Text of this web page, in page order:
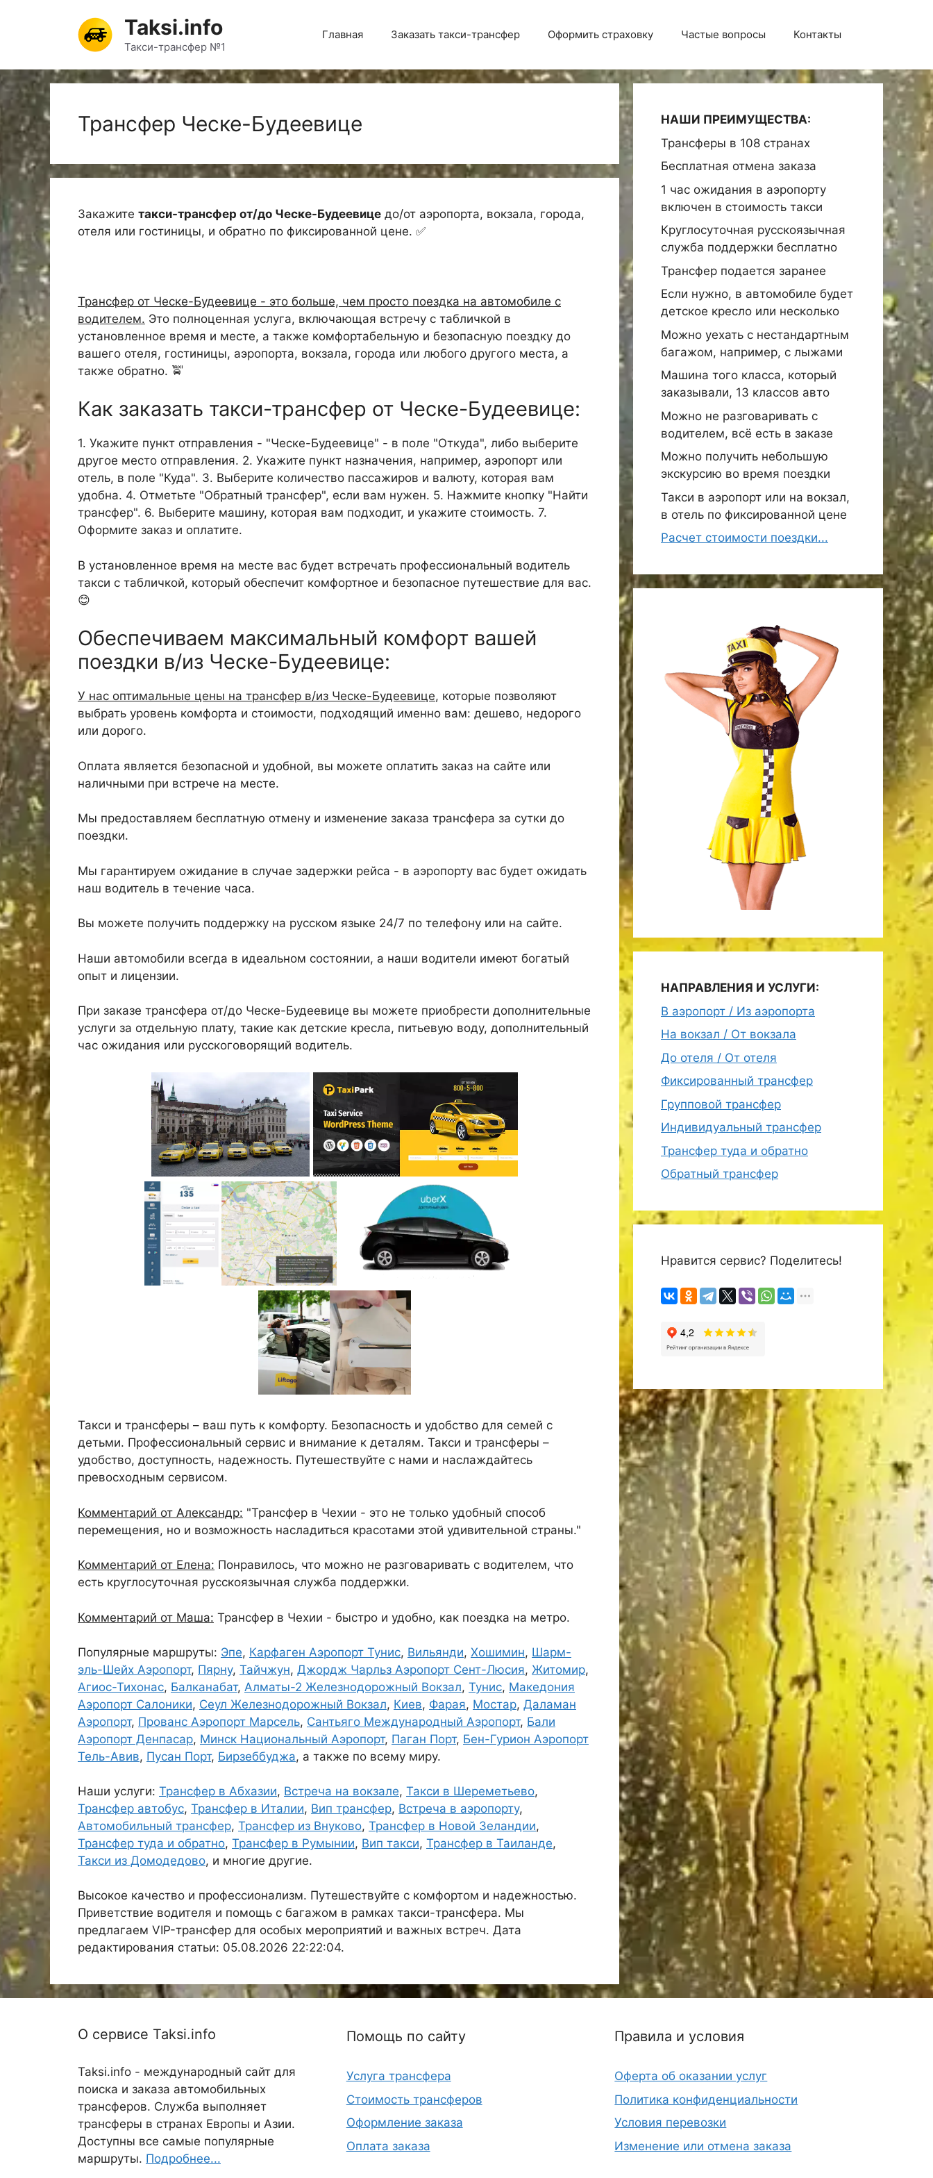
содержимому
Taksi.info
Такси-трансфер №1
Главная Заказать такси-трансфер Оформить страховку Частые вопросы Контакты
Трансфер Ческе-Будеевице
Закажите такси-трансфер от/до Ческе-Будеевице до/от аэропорта, вокзала, города,
отеля или гостиницы, и обратно по фиксированной цене. ✅
Трансфер от Ческе-Будеевице - это больше, чем просто поездка на автомобиле с
водителем. Это полноценная услуга, включающая встречу с табличкой в
установленное время и месте, а также комфортабельную и безопасную поездку до
вашего отеля, гостиницы, аэропорта, вокзала, города или любого другого места, а
также обратно. 🚖
Как заказать такси-трансфер от Ческе-Будеевице:
1. Укажите пункт отправления - "Ческе-Будеевице" - в поле "Откуда", либо выберите
другое место отправления. 2. Укажите пункт назначения, например, аэропорт или
отель, в поле "Куда". 3. Выберите количество пассажиров и валюту, которая вам
удобна. 4. Отметьте "Обратный трансфер", если вам нужен. 5. Нажмите кнопку "Найти
трансфер". 6. Выберите машину, которая вам подходит, и укажите стоимость. 7.
Оформите заказ и оплатите.
В установленное время на месте вас будет встречать профессиональный водитель
такси с табличкой, который обеспечит комфортное и безопасное путешествие для вас.
😊
Обеспечиваем максимальный комфорт вашей
поездки в/из Ческе-Будеевице:
У нас оптимальные цены на трансфер в/из Ческе-Будеевице, которые позволяют
выбрать уровень комфорта и стоимости, подходящий именно вам: дешево, недорого
или дорого.
Оплата является безопасной и удобной, вы можете оплатить заказ на сайте или
наличными при встрече на месте.
Мы предоставляем бесплатную отмену и изменение заказа трансфера за сутки до
поездки.
Мы гарантируем ожидание в случае задержки рейса - в аэропорту вас будет ожидать
наш водитель в течение часа.
Вы можете получить поддержку на русском языке 24/7 по телефону или на сайте.
Наши автомобили всегда в идеальном состоянии, а наши водители имеют богатый
опыт и лицензии.
При заказе трансфера от/до Ческе-Будеевице вы можете приобрести дополнительные
услуги за отдельную плату, такие как детские кресла, питьевую воду, дополнительный
час ожидания или русскоговорящий водитель.
Такси и трансферы – ваш путь к комфорту. Безопасность и удобство для семей с
детьми. Профессиональный сервис и внимание к деталям. Такси и трансферы –
удобство, доступность, надежность. Путешествуйте с нами и наслаждайтесь
превосходным сервисом.
Комментарий от Александр: "Трансфер в Чехии - это не только удобный способ
перемещения, но и возможность насладиться красотами этой удивительной страны."
Комментарий от Елена: Понравилось, что можно не разговаривать с водителем, что
есть круглосуточная русскоязычная служба поддержки.
Комментарий от Маша: Трансфер в Чехии - быстро и удобно, как поездка на метро.
Популярные маршруты: Эпе, Карфаген Аэропорт Тунис, Вильянди, Хошимин, Шарм-
эль-Шейх Аэропорт, Пярну, Тайчжун, Джордж Чарльз Аэропорт Сент-Люсия, Житомир,
Агиос-Тихонас, Балканабат, Алматы-2 Железнодорожный Вокзал, Тунис, Македония
Аэропорт Салоники, Сеул Железнодорожный Вокзал, Киев, Фарая, Мостар, Даламан
Аэропорт, Прованс Аэропорт Марсель, Сантьяго Международный Аэропорт, Бали
Аэропорт Денпасар, Минск Национальный Аэропорт, Паган Порт, Бен-Гурион Аэропорт
Тель-Авив, Пусан Порт, Бирзеббуджа, а также по всему миру.
Наши услуги: Трансфер в Абхазии, Встреча на вокзале, Такси в Шереметьево,
Трансфер автобус, Трансфер в Италии, Вип трансфер, Встреча в аэропорту,
Автомобильный трансфер, Трансфер из Внуково, Трансфер в Новой Зеландии,
Трансфер туда и обратно, Трансфер в Румынии, Вип такси, Трансфер в Таиланде,
Такси из Домодедово, и многие другие.
Высокое качество и профессионализм. Путешествуйте с комфортом и надежностью.
Приветствие водителя и помощь с багажом в рамках такси-трансфера. Мы
предлагаем VIP-трансфер для особых мероприятий и важных встреч. Дата
редактирования статьи: 05.08.2026 22:22:04.
НАШИ ПРЕИМУЩЕСТВА:
Трансферы в 108 странах
Бесплатная отмена заказа
1 час ожидания в аэропорту
включен в стоимость такси
Круглосуточная русскоязычная
служба поддержки бесплатно
Трансфер подается заранее
Если нужно, в автомобиле будет
детское кресло или несколько
Можно уехать с нестандартным
багажом, например, с лыжами
Машина того класса, который
заказывали, 13 классов авто
Можно не разговаривать с
водителем, всё есть в заказе
Можно получить небольшую
экскурсию во время поездки
Такси в аэропорт или на вокзал,
в отель по фиксированной цене
Расчет стоимости поездки...
НАПРАВЛЕНИЯ И УСЛУГИ:
В аэропорт / Из аэропорта
На вокзал / От вокзала
До отеля / От отеля
Фиксированный трансфер
Групповой трансфер
Индивидуальный трансфер
Трансфер туда и обратно
Обратный трансфер
Нравится сервис? Поделитесь!
О сервисе Taksi.info
Taksi.info - международный сайт для
поиска и заказа автомобильных
трансферов. Служба выполняет
трансферы в странах Европы и Азии.
Доступны все самые популярные
маршруты. Подробнее...
Помощь по сайту
Услуга трансфера
Стоимость трансферов
Оформление заказа
Оплата заказа
Правила и условия
Оферта об оказании услуг
Политика конфиденциальности
Условия перевозки
Изменение или отмена заказа